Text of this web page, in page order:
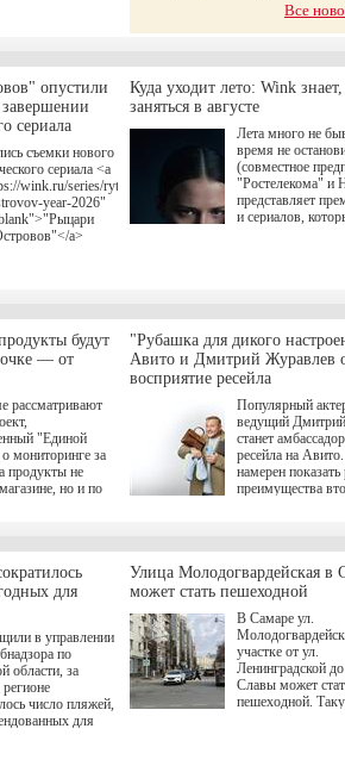
Все
опустили
сериала
съемки нового
сериала <a
wink.ru/series/rytsari-
year-2026"
a>
романа
Главные
исполнили
Полина
Олег Савостюк,
Рогожан, Кузьма
Никита
Елисей
Ника Жукова, а
роли родителей.
постановщик
Егор Чичканов
"Комбинация", "И
Куда уходит лето: Wink
заняться в августе
Лета много не
время не
(совместное
"Ростелекома"
представляет
и сериалов,
</a> (18+)
на экране — весь
четвергам
выходить новые
сериала, в
беспощадным
духе графа
занимается наша
современница.
будут
— от
рассматривают
"Единой
мониторинге за
продукты не
но и по
было понятно,
цена "поехала"
её разогнал.
"Рубашка для дикого
Авито и Дмитрий Журавлев
восприятие ресейла
Популярный
ведущий
станет
ресейла на
намерен
преимущества
для
человека.
для
в управлении
по
области, за
число пляжей,
для
Улица Молодогвардейская в
может стать пешеходной
В Самаре ул.
участке от ул.
Ленинградской
Славы может
пешеходной.